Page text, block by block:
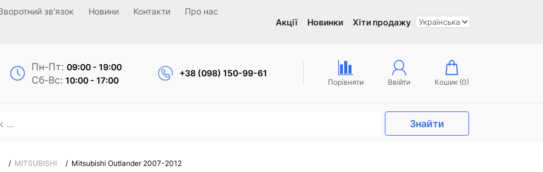
зв'язок Новини Контакти
Про нас
Акції
Новинки Хіти продажу
Пн-Пт: 09:00 - 19:00
Сб-Вс: 10:00 - 17:00
+38 (098) 150-99-61
Порівняти Ввійти Кошик (0)
Знайти
/ MITSUBISHI / Mitsubishi Outlander 2007-2012